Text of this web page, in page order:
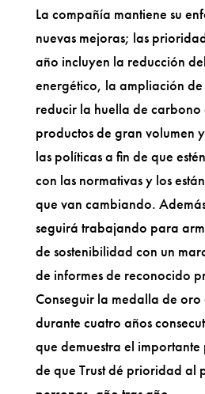
La compañía mantiene su
nuevas mejoras; las
año incluyen la reducción
energético, la ampliación de
reducir la huella de carbono
productos de gran volumen
las políticas a fin de que
con las normativas y los
que van cambiando.
seguirá trabajando para
de sostenibilidad con un
de informes de reconocido
Conseguir la medalla de oro
durante cuatro años
que demuestra el
de que Trust dé prioridad al